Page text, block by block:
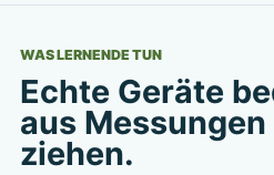
WAS LERNENDE TUN
Echte Geräte
aus
ziehen.